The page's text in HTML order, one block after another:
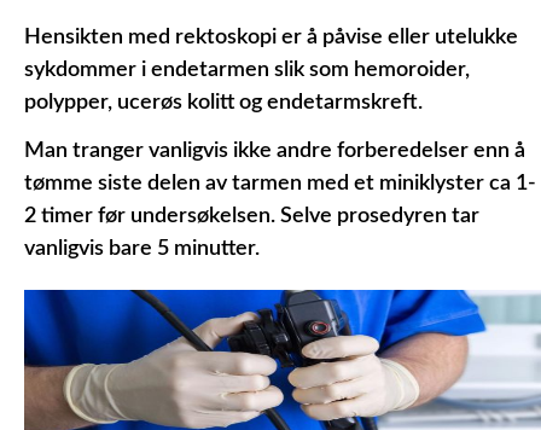
Hensikten med rektoskopi er å påvise eller utelukke
sykdommer i endetarmen slik som hemoroider,
polypper, ucerøs kolitt og endetarmskreft.
Man tranger vanligvis ikke andre forberedelser enn å
tømme siste delen av tarmen med et miniklyster ca 1-
2 timer før undersøkelsen. Selve prosedyren tar
vanligvis bare 5 minutter.